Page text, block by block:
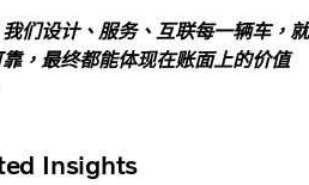
们设计、服务、互联每一辆车，就
，最终都能体现在账面上的价值
Insights